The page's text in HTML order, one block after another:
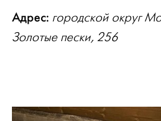
Адрес: городской округ
Золотые пески, 256